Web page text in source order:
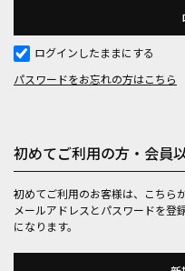
ログインしたままにする
パスワードをお忘れの方はこちら
初めてご利用の方・会員
初めてご利用のお客様は、こちら
メールアドレスとパスワードを登
になります。